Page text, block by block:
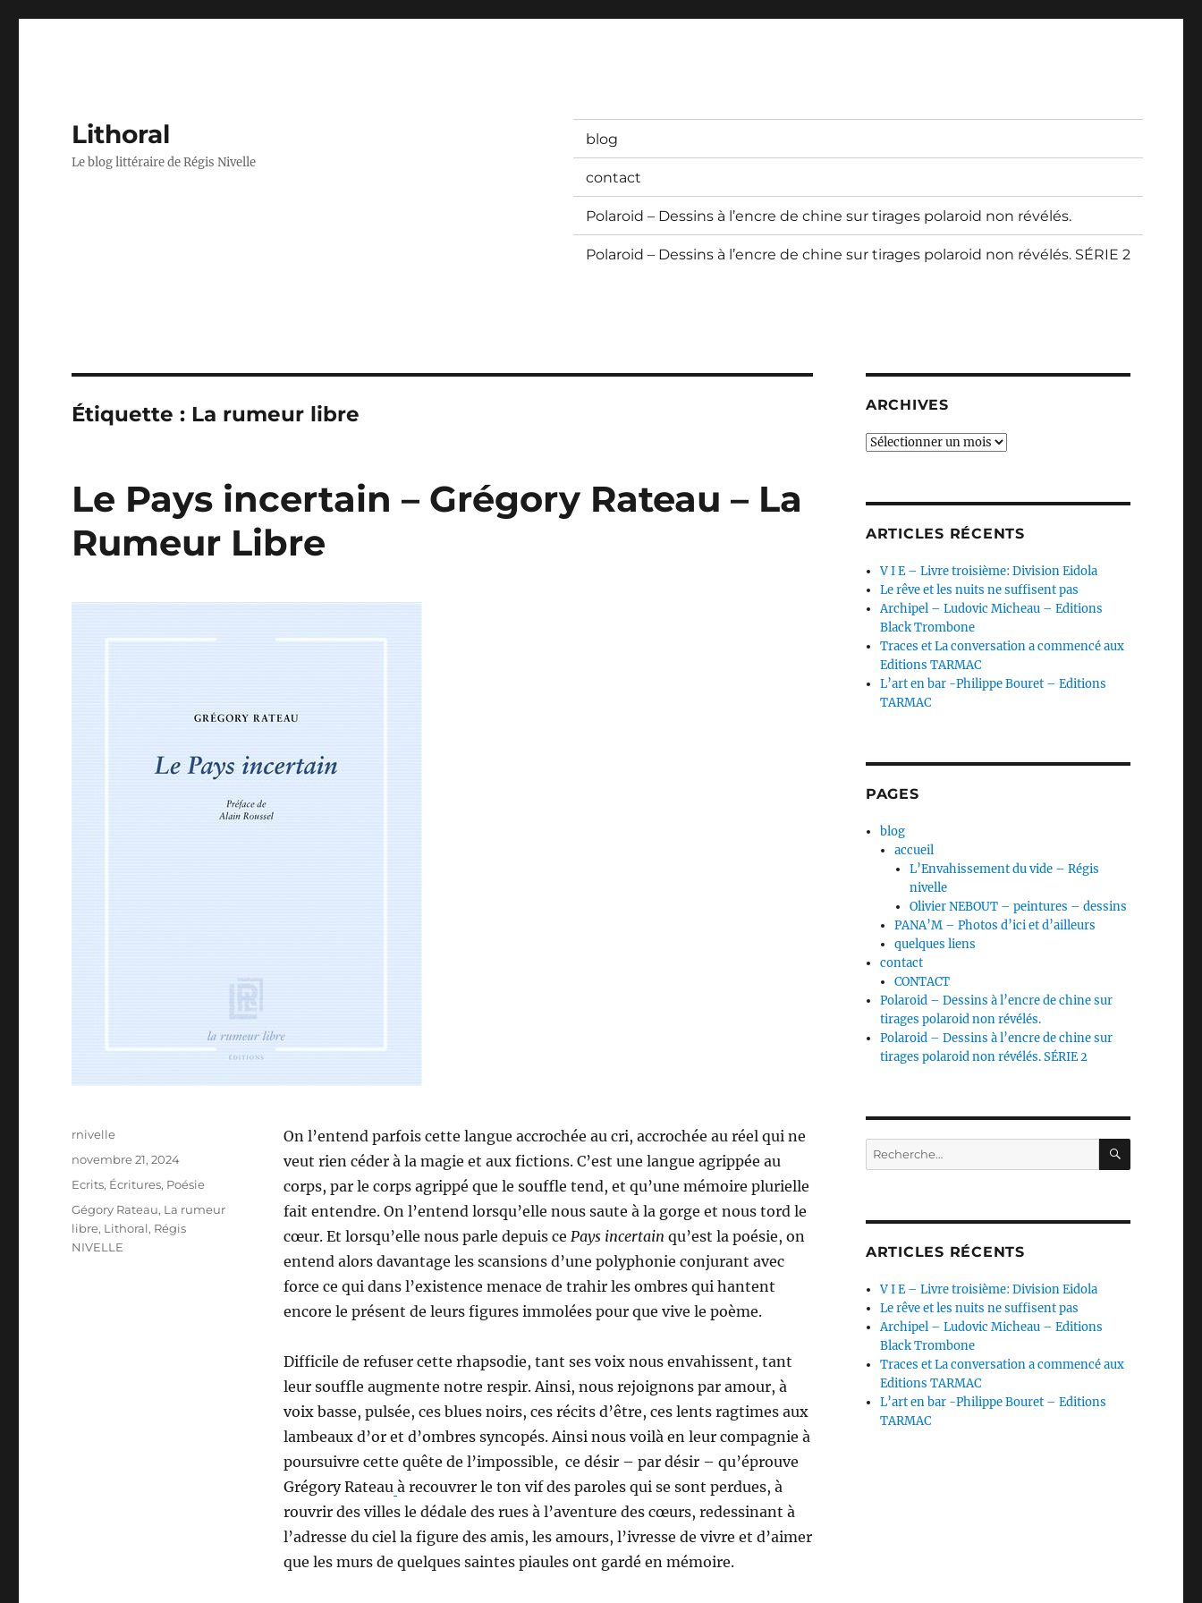
Lithoral
Le blog littéraire de Régis Nivelle
blog
contact
Polaroid – Dessins à l’encre de chine sur tirages polaroid non révélés.
Polaroid – Dessins à l’encre de chine sur tirages polaroid non révélés. SÉRIE 2
Étiquette : La rumeur libre
Le Pays incertain – Grégory Rateau – La
Rumeur Libre
On l’entend parfois cette langue accrochée au cri, accrochée au réel qui ne
veut rien céder à la magie et aux fictions. C’est une langue agrippée au
corps, par le corps agrippé que le souffle tend, et qu’une mémoire plurielle
fait entendre. On l’entend lorsqu’elle nous saute à la gorge et nous tord le
cœur. Et lorsqu’elle nous parle depuis ce Pays incertain qu’est la poésie, on
entend alors davantage les scansions d’une polyphonie conjurant avec
force ce qui dans l’existence menace de trahir les ombres qui hantent
encore le présent de leurs figures immolées pour que vive le poème.
Difficile de refuser cette rhapsodie, tant ses voix nous envahissent, tant
leur souffle augmente notre respir. Ainsi, nous rejoignons par amour, à
voix basse, pulsée, ces blues noirs, ces récits d’être, ces lents ragtimes aux
lambeaux d’or et d’ombres syncopés. Ainsi nous voilà en leur compagnie à
poursuivre cette quête de l’impossible, ce désir – par désir – qu’éprouve
Grégory Rateau à recouvrer le ton vif des paroles qui se sont perdues, à
rouvrir des villes le dédale des rues à l’aventure des cœurs, redessinant à
l’adresse du ciel la figure des amis, les amours, l’ivresse de vivre et d’aimer
que les murs de quelques saintes piaules ont gardé en mémoire.
Auteur
rnivelle
Publié
novembre 21, 2024
Catégories
Ecrits, Écritures, Poésie
Étiquettes
Gégory Rateau, La rumeur
libre, Lithoral, Régis
NIVELLE
ARCHIVES
Archives
ARTICLES RÉCENTS
V I E – Livre troisième: Division Eidola
Le rêve et les nuits ne suffisent pas
Archipel – Ludovic Micheau – Editions
Black Trombone
Traces et La conversation a commencé aux
Editions TARMAC
L’art en bar -Philippe Bouret – Editions
TARMAC
PAGES
blog
accueil
L’Envahissement du vide – Régis
nivelle
Olivier NEBOUT – peintures – dessins
PANA’M – Photos d’ici et d’ailleurs
quelques liens
contact
CONTACT
Polaroid – Dessins à l’encre de chine sur
tirages polaroid non révélés.
Polaroid – Dessins à l’encre de chine sur
tirages polaroid non révélés. SÉRIE 2
Recherche
pour :
ARTICLES RÉCENTS
V I E – Livre troisième: Division Eidola
Le rêve et les nuits ne suffisent pas
Archipel – Ludovic Micheau – Editions
Black Trombone
Traces et La conversation a commencé aux
Editions TARMAC
L’art en bar -Philippe Bouret – Editions
TARMAC